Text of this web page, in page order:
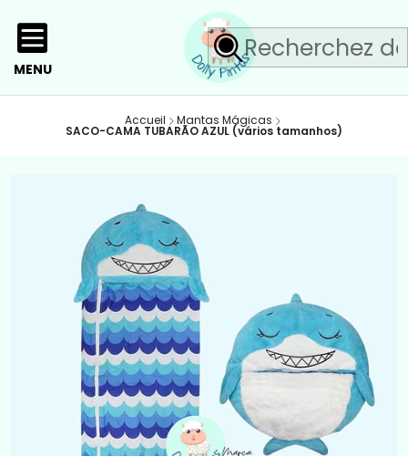
MENU
Accueil Mantas Mágicas
SACO-CAMA TUBARÃO AZUL (vários tamanhos)